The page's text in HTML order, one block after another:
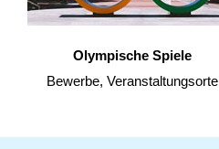
Olympische Spiele
Bewerbe, Veranstaltungsorte